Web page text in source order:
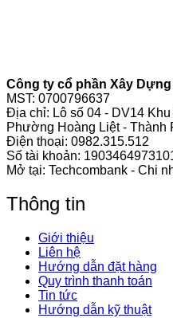
Công ty cổ phần Xây
MST: 0700796637
Địa chỉ: Lô số 04 - DV14
Phường Hoàng Liệt - Thành
Điện thoại: 0982.315.512
Số tài khoản:
Mở tại: Techcombank - Chi
Thông tin
Giới thiệu
Liên hệ
Hướng dẫn đặt hàng
Quy trình thanh toán
Tin tức
Hướng dẫn kỹ thuật